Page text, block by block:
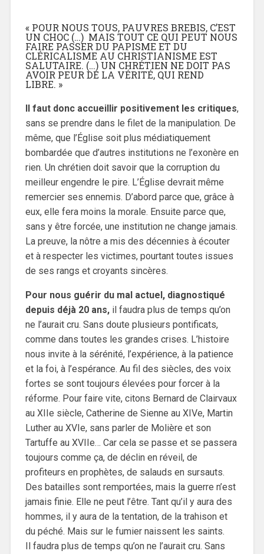
« POUR NOUS TOUS, PAUVRES BREBIS, C’EST
UN CHOC (…) MAIS TOUT CE QUI PEUT NOUS
FAIRE PASSER DU PAPISME ET DU
CLÉRICALISME AU CHRISTIANISME EST
SALUTAIRE. (…) UN CHRÉTIEN NE DOIT PAS
AVOIR PEUR DE LA VÉRITÉ, QUI REND
LIBRE. »
Il faut donc accueillir positivement les critiques,
sans se prendre dans le filet de la manipulation. De
même, que l’Église soit plus médiatiquement
bombardée que d’autres institutions ne l’exonère en
rien. Un chrétien doit savoir que la corruption du
meilleur engendre le pire. L’Église devrait même
remercier ses ennemis. D’abord parce que, grâce à
eux, elle fera moins la morale. Ensuite parce que,
sans y être forcée, une institution ne change jamais.
La preuve, la nôtre a mis des décennies à écouter
et à respecter les victimes, pourtant toutes issues
de ses rangs et croyants sincères.
Pour nous guérir du mal actuel, diagnostiqué
depuis déjà 20 ans,il faudra plus de temps qu’on
ne l’aurait cru. Sans doute plusieurs pontificats,
comme dans toutes les grandes crises. L’histoire
nous invite à la sérénité, l’expérience, à la patience
et la foi, à l’espérance. Au fil des siècles, des voix
fortes se sont toujours élevées pour forcer à la
réforme. Pour faire vite, citons Bernard de Clairvaux
au XIIe siècle, Catherine de Sienne au XIVe, Martin
Luther au XVIe, sans parler de Molière et son
Tartuffe au XVIIe… Car cela se passe et se passera
toujours comme ça, de déclin en réveil, de
profiteurs en prophètes, de salauds en sursauts.
Des batailles sont remportées, mais la guerre n’est
jamais finie. Elle ne peut l’être. Tant qu’il y aura des
hommes, il y aura de la tentation, de la trahison et
du péché. Mais sur le fumier naissent les saints.
Il faudra plus de temps qu’on ne l’aurait cru. Sans